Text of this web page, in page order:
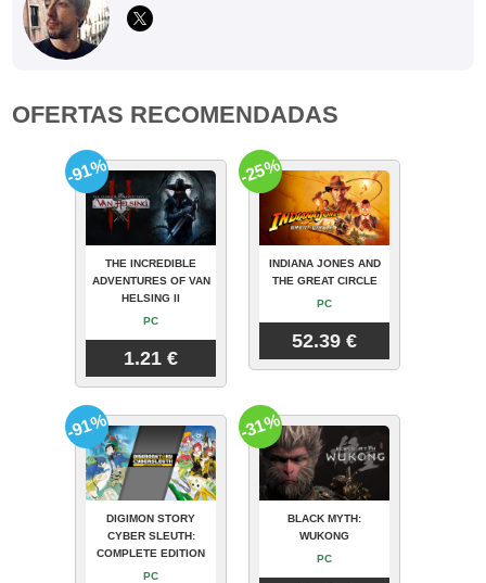
OFERTAS RECOMENDADAS
THE INCREDIBLE
ADVENTURES OF VAN
HELSING II
PC
1.21 €
-91%
INDIANA JONES AND
THE GREAT CIRCLE
PC
52.39 €
-25%
DIGIMON STORY
CYBER SLEUTH:
COMPLETE EDITION
PC
-91%
BLACK MYTH:
WUKONG
PC
-31%